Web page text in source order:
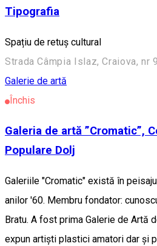
Tipografia
Spațiu de retuș cultural
Strada Câmpia Islaz, Craiova, nr
Galerie de artă
Închis
Galeria de artă ”Cromatic”,
Populare Dolj
Galeriile "Cromatic" există în
anilor '60. Membru fondator:
Bratu. A fost prima Galerie de Artă
expun artişti plastici amatori dar şi